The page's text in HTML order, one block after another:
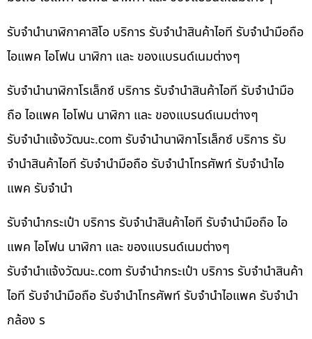
รับจำนำนาฬิกาคาสิโอ บริการ รับจำนำสินค้าไอที รับจำนำมือถือ
ไอแพค ไอโฟน นาฬิกา และ ของแบรนด์เนมต่างๆ
รับจำนำนาฬิกาโรเล็กซ์ บริการ รับจำนำสินค้าไอที รับจำนำมือ
ถือ ไอแพค ไอโฟน นาฬิกา และ ของแบรนด์เนมต่างๆ
รับจํานําแจ้งวัฒนะ.com รับจำนำนาฬิกาโรเล็กซ์ บริการ รับ
จำนำสินค้าไอที รับจำนำมือถือ รับจำนำโทรศัพท์ รับจำนำไอ
แพค รับจำนำ
รับจำนำกระเป๋า บริการ รับจำนำสินค้าไอที รับจำนำมือถือ ไอ
แพค ไอโฟน นาฬิกา และ ของแบรนด์เนมต่างๆ
รับจํานําแจ้งวัฒนะ.com รับจำนำกระเป๋า บริการ รับจำนำสินค้า
ไอที รับจำนำมือถือ รับจำนำโทรศัพท์ รับจำนำไอแพค รับจำนำ
กล้อง ร